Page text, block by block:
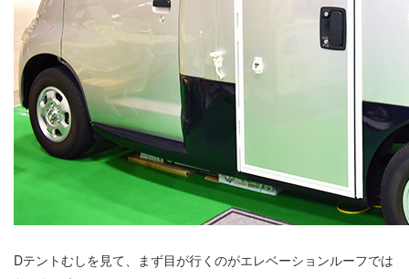
Dテントむしを見て、まず目が行くのがエレベーションルーフでは